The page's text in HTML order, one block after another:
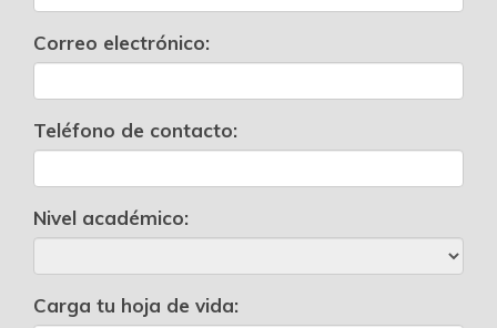
Correo electrónico:
Teléfono de contacto:
Nivel académico:
Carga tu hoja de vida: